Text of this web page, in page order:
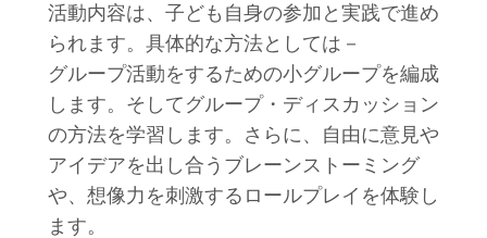
活動内容は、子ども自身の参加と実践で進め
られます。具体的な方法としては－
グループ活動をするための小グループを編成
します。そしてグループ・ディスカッション
の方法を学習します。さらに、自由に意見や
アイデアを出し合うブレーンストーミング
や、想像力を刺激するロールプレイを体験し
ます。